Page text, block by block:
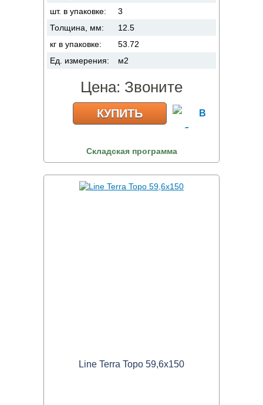
шт. в упаковке:
3
Толщина, мм:
12.5
кг в упаковке:
53.72
Ед. измерения:
м2
Цена: Звоните
КУПИТЬ
Складская программа
Line Terra Topo 59,6x150